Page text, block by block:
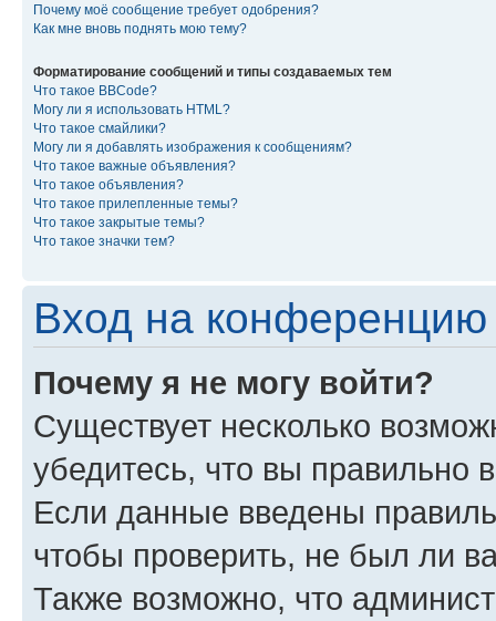
Почему моё сообщение требует одобрения?
Как мне вновь поднять мою тему?
Форматирование сообщений и типы создаваемых тем
Что такое BBCode?
Могу ли я использовать HTML?
Что такое смайлики?
Могу ли я добавлять изображения к сообщениям?
Что такое важные объявления?
Что такое объявления?
Что такое прилепленные темы?
Что такое закрытые темы?
Что такое значки тем?
Вход на конференцию
Почему я не могу войти?
Существует несколько
убедитесь, что вы правильно
Если данные введены
чтобы проверить, не был ли
Также возможно, что